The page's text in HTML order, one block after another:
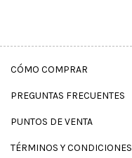
CÓMO COMPRAR
PREGUNTAS FRECUENTES
PUNTOS DE VENTA
TÉRMINOS Y CONDICIONES